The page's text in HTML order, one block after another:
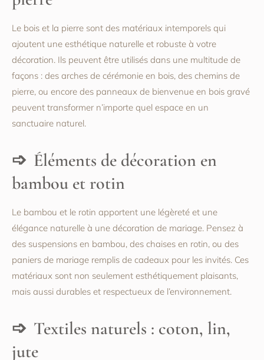
Le bois et la pierre sont des matériaux intemporels qui
ajoutent une esthétique naturelle et robuste à votre
décoration. Ils peuvent être utilisés dans une multitude de
façons : des arches de cérémonie en bois, des chemins de
pierre, ou encore des panneaux de bienvenue en bois gravé
peuvent transformer n’importe quel espace en un
sanctuaire naturel.
Éléments de décoration en
bambou et rotin
Le bambou et le rotin apportent une légèreté et une
élégance naturelle à une décoration de mariage. Pensez à
des suspensions en bambou, des chaises en rotin, ou des
paniers de mariage remplis de cadeaux pour les invités. Ces
matériaux sont non seulement esthétiquement plaisants,
mais aussi durables et respectueux de l’environnement.
Textiles naturels : coton, lin,
jute